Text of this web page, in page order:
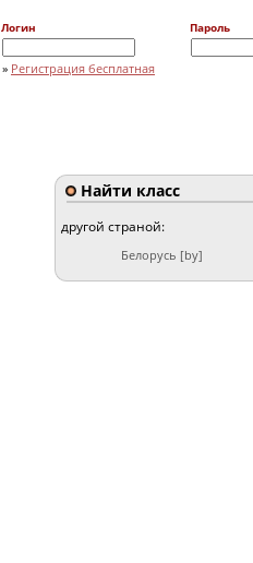
Логин Пароль
» Регистрация бесплатная
Найти класс
другой страной:
Белорусь [by]